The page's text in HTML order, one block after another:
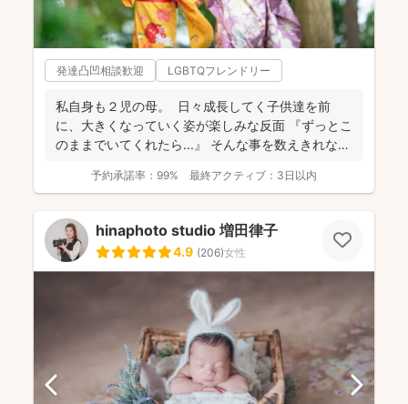
発達凸凹相談歓迎 LGBTQフレンドリー
私自身も２児の母。 日々成長してく子供達を前
に、大きくなっていく姿が楽しみな反面 『ずっとこ
のままでいてくれたら...』 そんな事を数えきれな
予約承諾率： 99% 最終アクティブ： 3日以内
hinaphoto studio 増田律子
4.9 (206)女性